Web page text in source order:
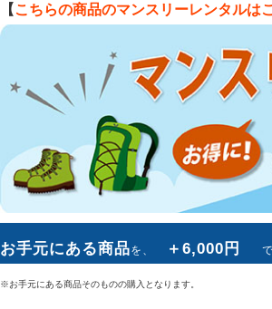
【こちらの商品のマンスリーレンタルは
お手元にある商品を、 ＋6,000円
※お手元にある商品そのものの購入となります。